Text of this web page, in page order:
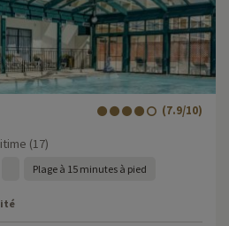
(7.9/10)
(17)
Plage à 15 minutes à pied